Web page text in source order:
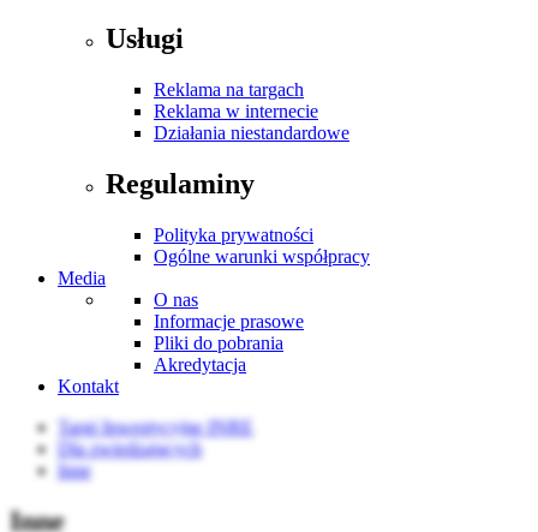
Usługi
Reklama na targach
Reklama w internecie
Działania niestandardowe
Regulaminy
Polityka prywatności
Ogólne warunki współpracy
Media
O nas
Informacje prasowe
Pliki do pobrania
Akredytacja
Kontakt
Targi Inwestycyjne INRE
Dla zwiedzających
Inne
Inne